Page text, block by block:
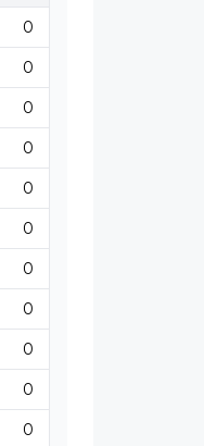
0
0
0
0
0
0
0
0
0
0
0